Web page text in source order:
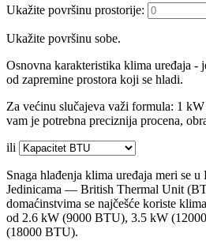
Ukažite površinu prostorije:
Ukažite površinu sobe.
Osnovna karakteristika klima uređaja -
od zapremine prostora koji se hladi.
Za većinu slučajeva važi formula: 1
vam je potrebna preciznija procena,
ili
Snaga hlađenja klima uređaja meri se
Jedinicama — British Thermal Unit
domaćinstvima se najčešće koriste
od 2.6 kW (9000 BTU), 3.5 kW
(18000 BTU).